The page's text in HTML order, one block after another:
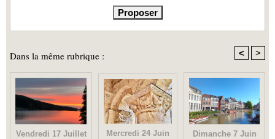
Dans la même rubrique : < >
Vendredi 17 Juillet
Mercredi 24 Juin
Dimanche 7 Juin